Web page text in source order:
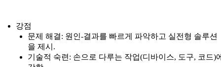
강점
문제 해결: 원인-결과를 빠르게 파악하고 실전형 솔루션
을 제시.
기술적 숙련: 손으로 다루는 작업(디바이스, 도구, 코드)